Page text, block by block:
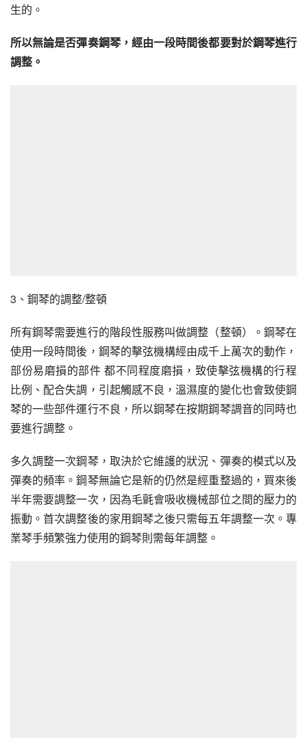
生的。
所以無論是否彈奏鋼琴，經由一段時間後都要對於鋼琴進行
調整。
3、鋼琴的調整/整頓
所有鋼琴需要進行的階段性服務叫做調整（整頓）。鋼琴在
使用一段時間後，鋼琴的擊弦機構經由成千上萬次的動作，
部份易磨損的部件 都不同程度磨損，致使擊弦機構的行程
比例、配合失調，引起觸感不良，溫濕度的變化也會致使鋼
琴的一些部件運行不良，所以鋼琴在按期鋼琴調音的同時也
要進行調整。
多久調整一次鋼琴，取決於它維護的狀況、彈奏的模式以及
彈奏的頻率。鋼琴無論它是新的仍然是經重整過的，買來後
半年需要調整一次，因為毛氈會吸收機械部位之間的壓力的
振動。首次調整後的家用鋼琴之後只需每五年調整一次。專
業琴手頻繁強力使用的鋼琴則需每年調整。